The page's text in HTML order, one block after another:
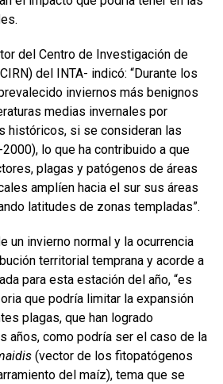
del Centro de Investigación de
del INTA- indicó: “Durante los
inviernos más benignos
medias invernales por
históricos, si se consideran las
lo que ha contribuido a que
plagas y patógenos de áreas
amplíen hacia el sur sus áreas
latitudes de zonas templadas”.
un invierno normal y la ocurrencia
territorial temprana y acorde a
para esta estación del año, “es
que podría limitar la expansión
plagas, que han logrado
años, como podría ser el caso de la
(vector de los fitopatógenos
del maíz), tema que se